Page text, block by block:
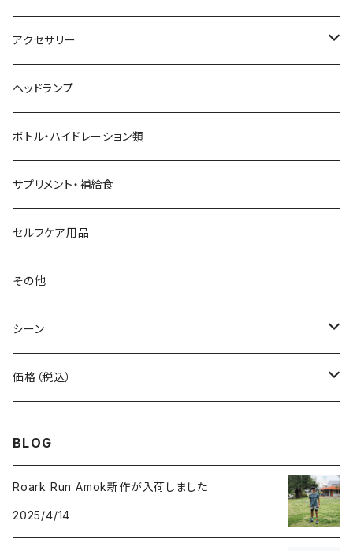
aroma vera
AZUMA BAG
BANANA GO
Beruf Baggage
Body Glide
BONE
BOOKMAN
carb
Club My★Star
バックパック
ショルダーバッグ
トートバッグ
2WAYバッグ/3WAYバッグ
その他バッグ
アクセサリー
サングラス
てぬぐい
財布
アームカバー
ネックゲイター
ヘッドランプ
ボトル・ハイドレーション類
サプリメント・補給食
セルフケア用品
その他
シーン
自転車
その他アクティビティ
価格（税込）
5,001～10,000円
BLOG
Roark Run Amok新作が入荷しました
2025/4/14